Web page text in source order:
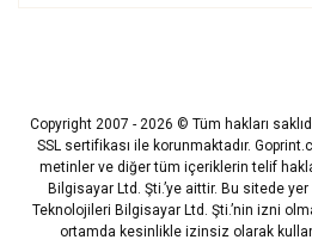
Copyright 2007 - 2026 © Tüm hakları
SSL sertifikası ile korunmaktadır.
metinler ve diğer tüm içeriklerin telif
Bilgisayar Ltd. Şti.’ye aittir. Bu sitede
Teknolojileri Bilgisayar Ltd. Şti.’nin izni
ortamda kesinlikle izinsiz olarak